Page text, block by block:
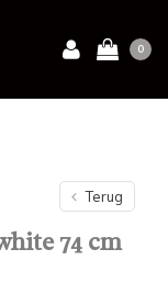
0
Terug
74 cm